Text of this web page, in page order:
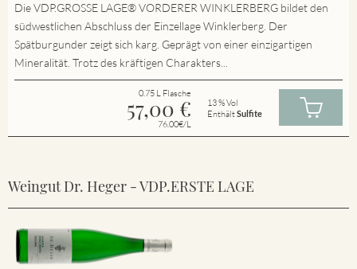
Die VDP.GROSSE LAGE® VORDERER WINKLERBERG bildet den
südwestlichen Abschluss der Einzellage Winklerberg. Der
Spätburgunder zeigt sich karg. Geprägt von einer einzigartigen
Mineralität. Trotz des kräftigen Charakters...
0.75 L Flasche
57,00 €
76.00€/L
13 % Vol
EnthältSulfite
Weingut Dr. Heger - VDP.ERSTE LAGE